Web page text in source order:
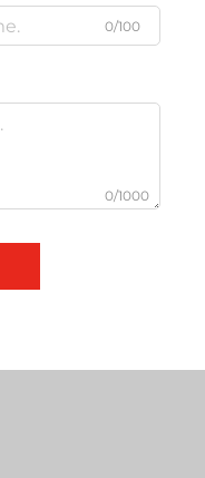
0/100
0/1000